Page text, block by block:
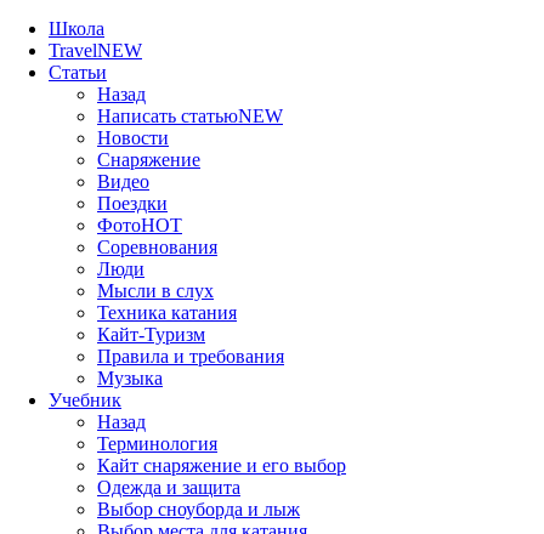
Школа
TravelNEW
Статьи
Назад
Написать статьюNEW
Новости
Снаряжение
Видео
Поездки
ФотоHOT
Соревнования
Люди
Мысли в слух
Техника катания
Кайт-Туризм
Правила и требования
Музыка
Учебник
Назад
Терминология
Кайт снаряжение и его выбор
Одежда и защита
Выбор сноуборда и лыж